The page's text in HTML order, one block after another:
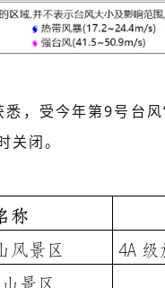
，受今年第9号台风
闭。